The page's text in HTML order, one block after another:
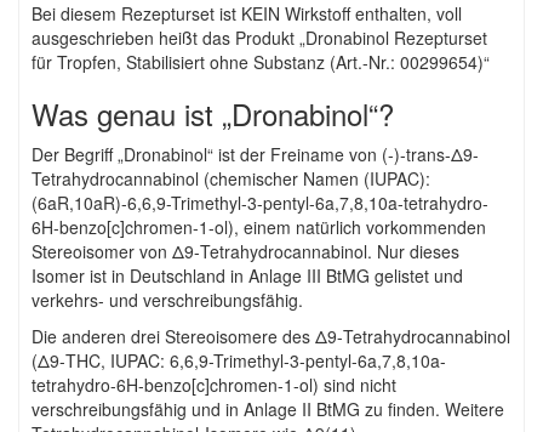
Bei diesem Rezepturset ist KEIN Wirkstoff enthalten, voll
ausgeschrieben heißt das Produkt „Dronabinol Rezepturset
für Tropfen, Stabilisiert ohne Substanz (Art.-Nr.: 00299654)“
Was genau ist „Dronabinol“?
Der Begriff „Dronabinol“ ist der Freiname von (-)-trans-Δ9-
Tetrahydrocannabinol (chemischer Namen (IUPAC):
(6aR,10aR)-6,6,9-Trimethyl-3-pentyl-6a,7,8,10a-tetrahydro-
6H-benzo[c]chromen-1-ol), einem natürlich vorkommenden
Stereoisomer von Δ9-Tetrahydrocannabinol. Nur dieses
Isomer ist in Deutschland in Anlage III BtMG gelistet und
verkehrs- und verschreibungsfähig.
Die anderen drei Stereoisomere des Δ9-Tetrahydrocannabinol
(Δ9-THC, IUPAC: 6,6,9-Trimethyl-3-pentyl-6a,7,8,10a-
tetrahydro-6H-benzo[c]chromen-1-ol) sind nicht
verschreibungsfähig und in Anlage II BtMG zu finden. Weitere